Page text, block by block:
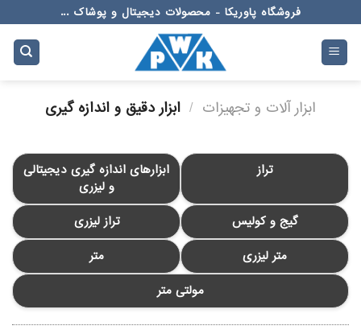
to
content
فروشگاه پاوریکا - محصولات دیجیتال و پوشاک ...
ابزار آلات و تجهیزات / ابزار دقیق و اندازه گیری
ابزارهای اندازه گیری دیجیتالی
و لیزری
تراز
تراز لیزری
گیج و کولیس
متر
متر لیزری
مولتی متر